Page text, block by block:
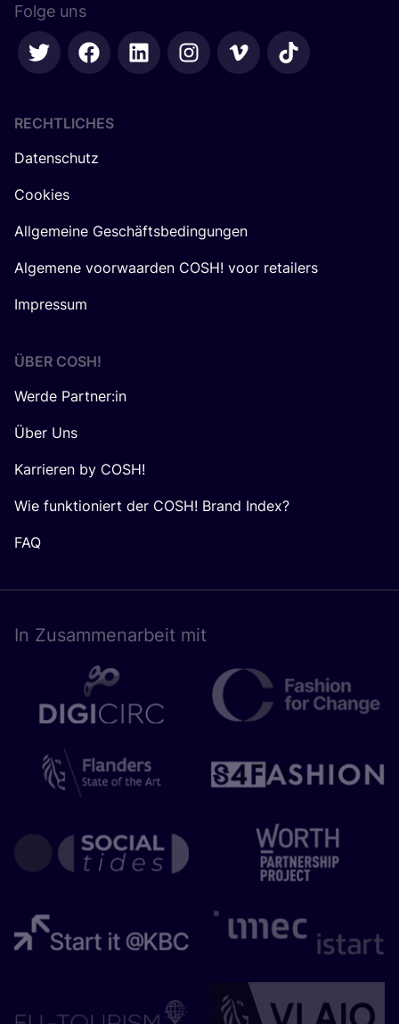
Folge uns
RECHTLICHES
Datenschutz
Cookies
Allgemeine Geschäftsbedingungen
Algemene voorwaarden COSH! voor retailers
Impressum
ÜBER COSH!
Werde Partner:in
Über Uns
Karrieren by COSH!
Wie funktioniert der COSH! Brand Index?
FAQ
In Zusam­men­ar­beit mit